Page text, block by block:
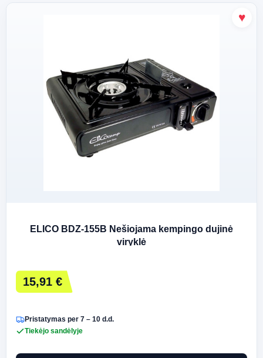
ELICO BDZ-155B Nešiojama kempingo dujinė
viryklė
15,91 €
Pristatymas per 7 – 10 d.d.
Tiekėjo sandėlyje